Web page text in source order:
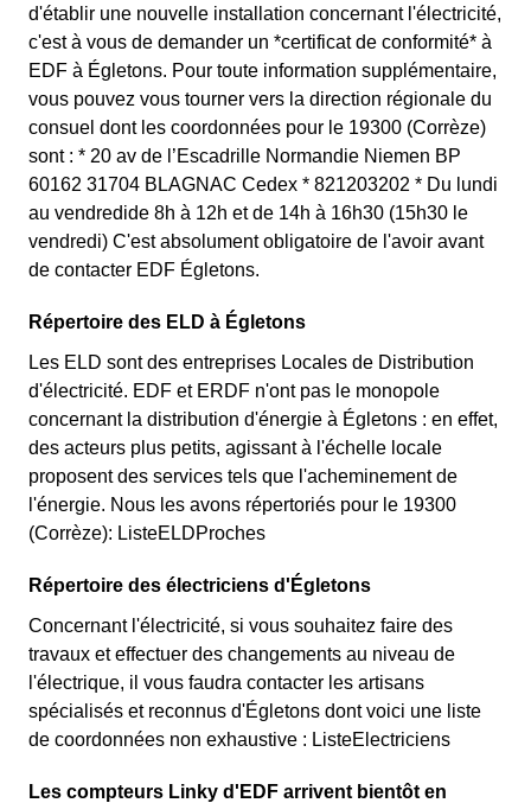
d'établir une nouvelle installation concernant l'électricité,
c'est à vous de demander un *certificat de conformité* à
EDF à Égletons. Pour toute information supplémentaire,
vous pouvez vous tourner vers la direction régionale du
consuel dont les coordonnées pour le 19300 (Corrèze)
sont : * 20 av de l’Escadrille Normandie Niemen BP
60162 31704 BLAGNAC Cedex * 821203202 * Du lundi
au vendredide 8h à 12h et de 14h à 16h30 (15h30 le
vendredi) C'est absolument obligatoire de l'avoir avant
de contacter EDF Égletons.
Répertoire des ELD à Égletons
Les ELD sont des entreprises Locales de Distribution
d'électricité. EDF et ERDF n'ont pas le monopole
concernant la distribution d'énergie à Égletons : en effet,
des acteurs plus petits, agissant à l'échelle locale
proposent des services tels que l'acheminement de
l'énergie. Nous les avons répertoriés pour le 19300
(Corrèze): ListeELDProches
Répertoire des électriciens d'Égletons
Concernant l'électricité, si vous souhaitez faire des
travaux et effectuer des changements au niveau de
l'électrique, il vous faudra contacter les artisans
spécialisés et reconnus d'Égletons dont voici une liste
de coordonnées non exhaustive : ListeElectriciens
Les compteurs Linky d'EDF arrivent bientôt en